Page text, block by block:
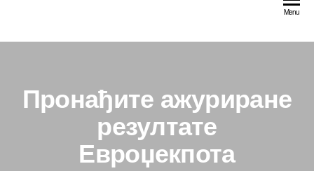
the
Menu
Пронађите ажуриране
резултате
Евроџекпота